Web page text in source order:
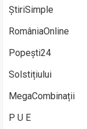
ȘtiriSimple
RomâniaOnline
Popești24
Solstițiului
MegaCombinații
P U E